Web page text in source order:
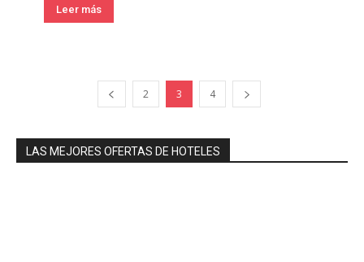
Leer más
2 3 4
LAS MEJORES OFERTAS DE HOTELES